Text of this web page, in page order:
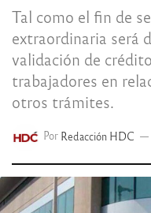
Tal como el fin de
extraordinaria será
validación de
trabajadores en
otros trámites.
Por Redacción HDC